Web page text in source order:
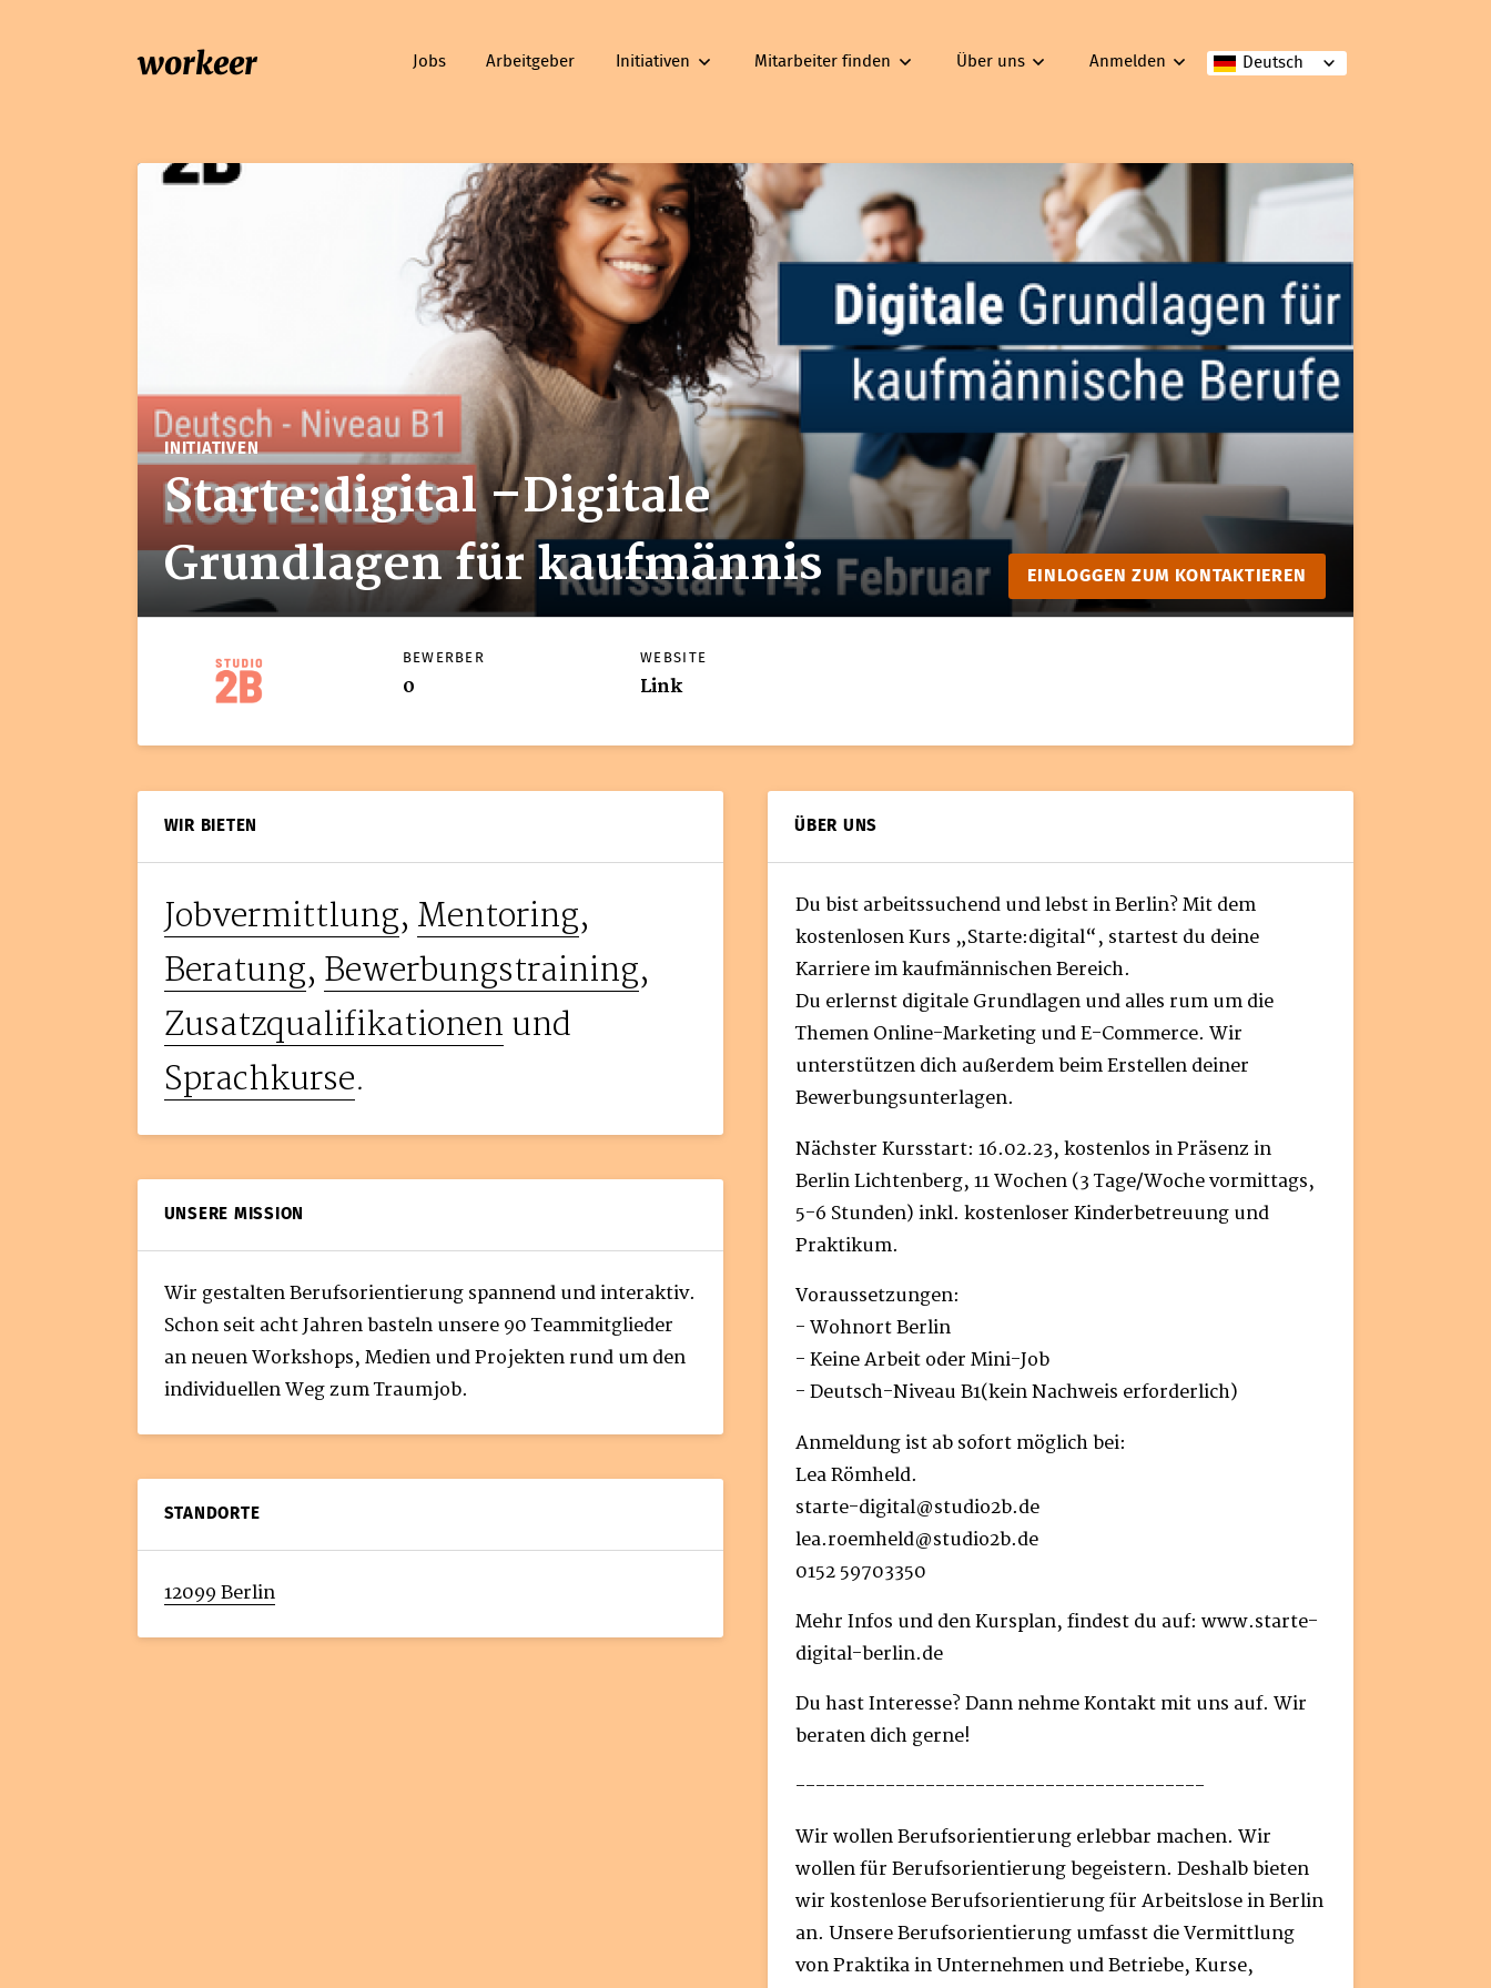
workeer Deutsch
Jobs Arbeitgeber Initiativen Mitarbeiter finden Über uns Anmelden
INITIATIVEN
Starte:digital –Digitale
Grundlagen für kaufmännis
EINLOGGEN ZUM KONTAKTIEREN
BEWERBER
0
WEBSITE
Link
WIR BIETEN
Jobvermittlung, Mentoring,
Beratung, Bewerbungstraining,
Zusatzqualifikationen und
Sprachkurse.
ÜBER UNS
Du bist arbeitssuchend und lebst in Berlin? Mit dem
kostenlosen Kurs „Starte:digital“, startest du deine
Karriere im kaufmännischen Bereich.
Du erlernst digitale Grundlagen und alles rum um die
Themen Online-Marketing und E-Commerce. Wir
unterstützen dich außerdem beim Erstellen deiner
Bewerbungsunterlagen.
Nächster Kursstart: 16.02.23, kostenlos in Präsenz in
Berlin Lichtenberg, 11 Wochen (3 Tage/Woche vormittags,
5-6 Stunden) inkl. kostenloser Kinderbetreuung und
Praktikum.
Voraussetzungen:
- Wohnort Berlin
- Keine Arbeit oder Mini-Job
- Deutsch-Niveau B1(kein Nachweis erforderlich)
Anmeldung ist ab sofort möglich bei:
Lea Römheld.
starte-digital@studio2b.de
lea.roemheld@studio2b.de
0152 59703350
Mehr Infos und den Kursplan, findest du auf: www.starte-
digital-berlin.de
Du hast Interesse? Dann nehme Kontakt mit uns auf. Wir
beraten dich gerne!
-----------------------------------------
Wir wollen Berufsorientierung erlebbar machen. Wir
wollen für Berufsorientierung begeistern. Deshalb bieten
wir kostenlose Berufsorientierung für Arbeitslose in Berlin
an. Unsere Berufsorientierung umfasst die Vermittlung
von Praktika in Unternehmen und Betriebe, Kurse,
UNSERE MISSION
Wir gestalten Berufsorientierung spannend und interaktiv.
Schon seit acht Jahren basteln unsere 90 Teammitglieder
an neuen Workshops, Medien und Projekten rund um den
individuellen Weg zum Traumjob.
STANDORTE
12099 Berlin